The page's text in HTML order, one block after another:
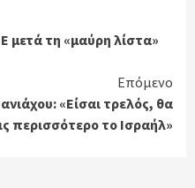
μετά τη «μαύρη λίστα»
Επόμενο
«Είσαι τρελός, θα
περισσότερο το Ισραήλ»